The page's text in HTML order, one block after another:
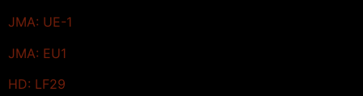
JMA: UE-1
JMA: EU1
HD: LF29